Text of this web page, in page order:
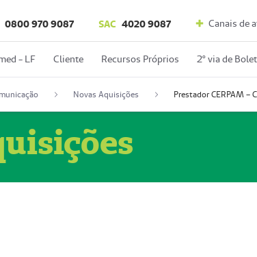
0800 970 9087 SAC 4020 9087 Canais de
- LF Cliente Recursos Próprios 2º via de
Novas Aquisições